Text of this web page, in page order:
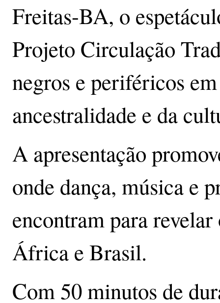
Freitas-BA, o
Projeto Circulação
negros e periféricos
ancestralidade e da
A apresentação
onde dança, música e
encontram para
África e Brasil.
Com 50 minutos de